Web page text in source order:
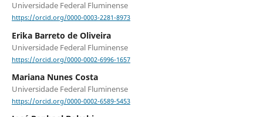
Universidade Federal Fluminense
https://orcid.org/0000-0003-2281-8973
Erika Barreto de Oliveira
Universidade Federal Fluminense
https://orcid.org/0000-0002-6996-1657
Mariana Nunes Costa
Universidade Federal Fluminense
https://orcid.org/0000-0002-6589-5453